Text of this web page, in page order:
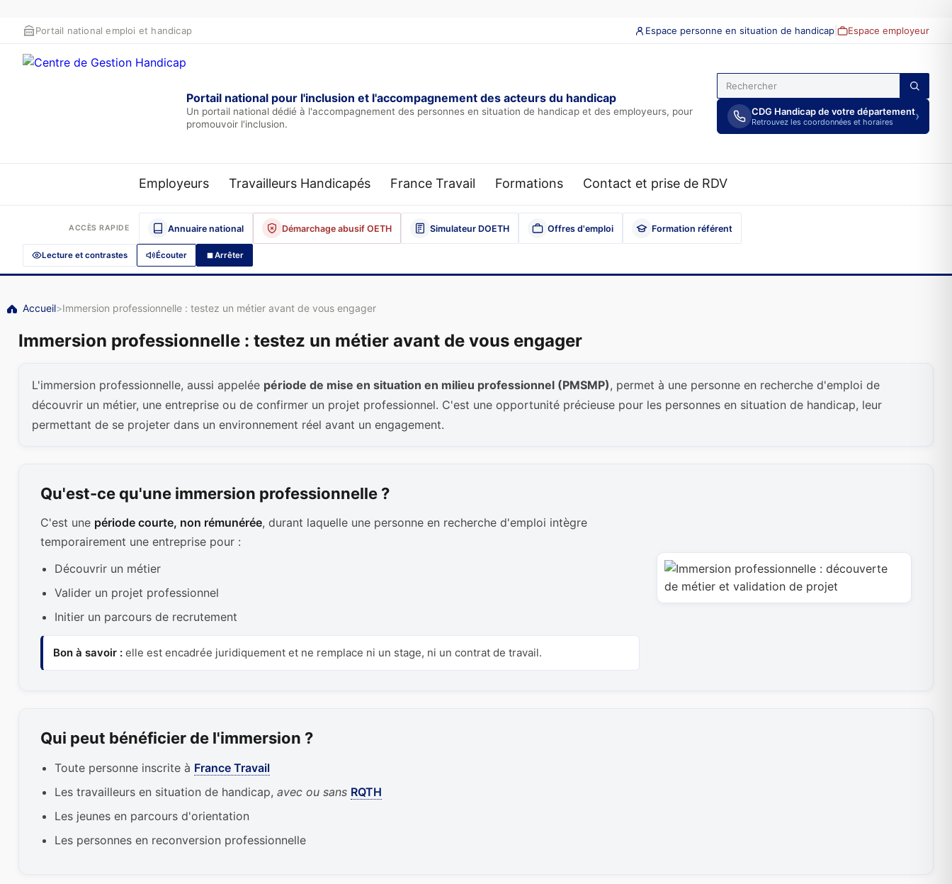
Portail national emploi et handicap Espace personne en situation de handicap Espace employeur
Portail national pour l'inclusion et l'accompagnement des acteurs du handicap
Un portail national dédié à l'accompagnement des personnes en situation de handicap et des employeurs, pour
promouvoir l'inclusion.
CDG Handicap de votre département
Retrouvez les coordonnées et horaires ›
Employeurs Travailleurs Handicapés France Travail Formations Contact et prise de RDV
ACCÈS RAPIDE Annuaire national Démarchage abusif OETH Simulateur DOETH Offres d'emploi Formation référent
Lecture et contrastes Écouter Arrêter
Accueil>Immersion professionnelle : testez un métier avant de vous engager
Immersion professionnelle : testez un métier avant de vous engager
L'immersion professionnelle, aussi appelée période de mise en situation en milieu professionnel (PMSMP), permet à une personne en recherche d'emploi de
découvrir un métier, une entreprise ou de confirmer un projet professionnel. C'est une opportunité précieuse pour les personnes en situation de handicap, leur
permettant de se projeter dans un environnement réel avant un engagement.
Qu'est-ce qu'une immersion professionnelle ?
C'est une période courte, non rémunérée, durant laquelle une personne en recherche d'emploi intègre
temporairement une entreprise pour :
Découvrir un métier
Valider un projet professionnel
Initier un parcours de recrutement
Bon à savoir : elle est encadrée juridiquement et ne remplace ni un stage, ni un contrat de travail.
Qui peut bénéficier de l'immersion ?
Toute personne inscrite à France Travail
Les travailleurs en situation de handicap, avec ou sans RQTH
Les jeunes en parcours d'orientation
Les personnes en reconversion professionnelle